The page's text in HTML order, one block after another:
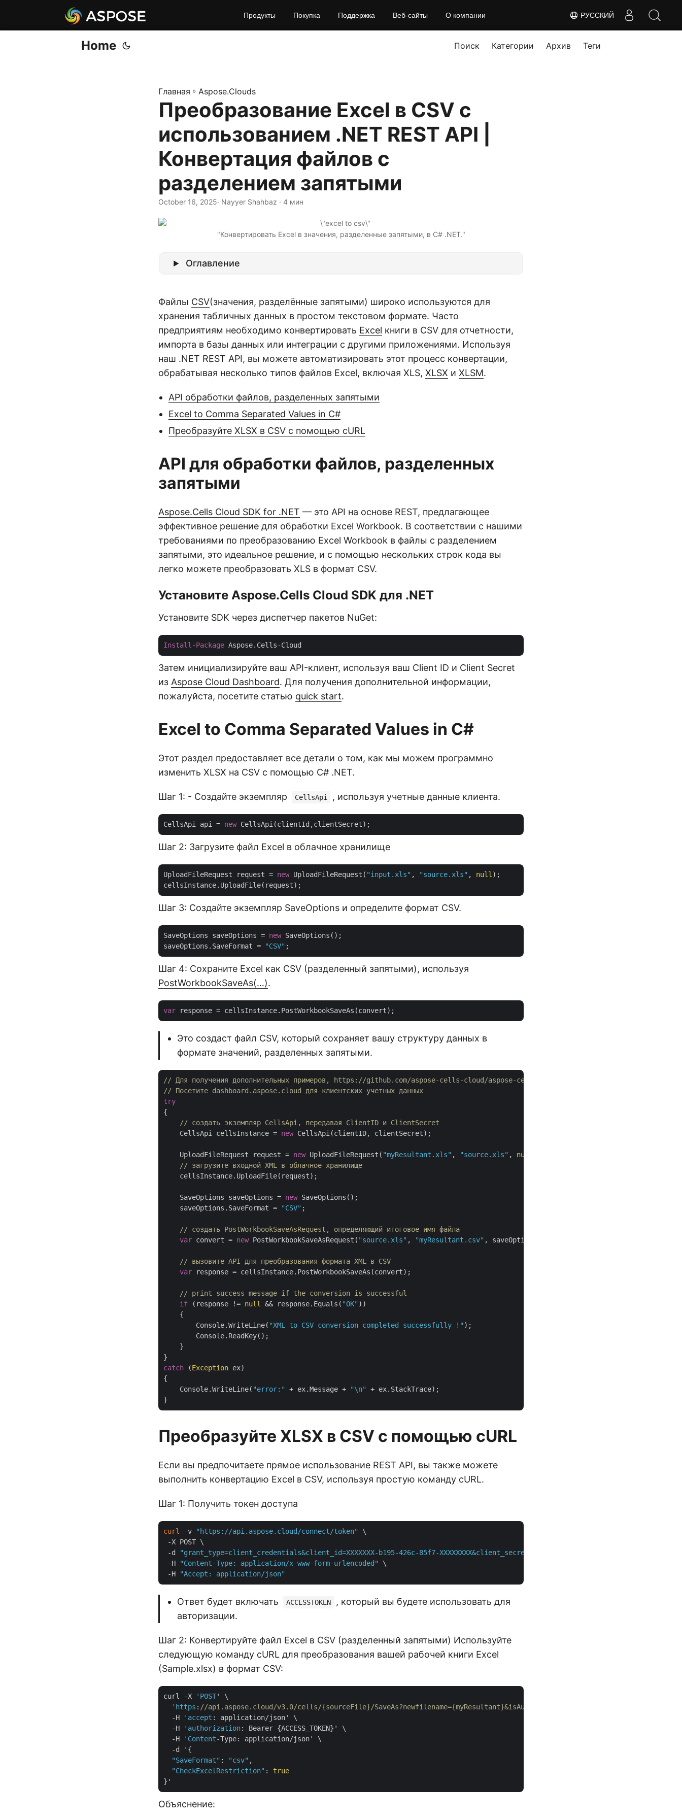
РУССКИЙ
Продукты Покупка Поддержка Веб-сайты О компании
Home Поиск Категории Архив Теги
Главная » Aspose.Clouds
Преобразование Excel в CSV с
использованием .NET REST API |
Конвертация файлов с
разделением запятыми
October 16, 2025· Nayyer Shahbaz · 4 мин
"Конвертировать Excel в значения, разделенные запятыми, в C# .NET."
Оглавление
Файлы CSV(значения, разделённые запятыми) широко используются для
хранения табличных данных в простом текстовом формате. Часто
предприятиям необходимо конвертировать Excel книги в CSV для отчетности,
импорта в базы данных или интеграции с другими приложениями. Используя
наш .NET REST API, вы можете автоматизировать этот процесс конвертации,
обрабатывая несколько типов файлов Excel, включая XLS, XLSX и XLSM.
API обработки файлов, разделенных запятыми
Excel to Comma Separated Values in C#
Преобразуйте XLSX в CSV с помощью cURL
API для обработки файлов, разделенных
запятыми
Aspose.Cells Cloud SDK for .NET — это API на основе REST, предлагающее
эффективное решение для обработки Excel Workbook. В соответствии с нашими
требованиями по преобразованию Excel Workbook в файлы с разделением
запятыми, это идеальное решение, и с помощью нескольких строк кода вы
легко можете преобразовать XLS в формат CSV.
Установите Aspose.Cells Cloud SDK для .NET
Установите SDK через диспетчер пакетов NuGet:
Install-Package
Затем инициализируйте ваш API-клиент, используя ваш Client ID и Client Secret
из Aspose Cloud Dashboard. Для получения дополнительной информации,
пожалуйста, посетите статью quick start.
Excel to Comma Separated Values in C#
Этот раздел предоставляет все детали о том, как мы можем программно
изменить XLSX на CSV с помощью C# .NET.
Шаг 1: - Создайте экземпляр CellsApi , используя учетные данные клиента.
CellsApi api = new
Шаг 2: Загрузите файл Excel в облачное хранилище
UploadFileRequest request = new UploadFileRequest( "input.xls" , "source.xls" , null);
Шаг 3: Создайте экземпляр SaveOptions и определите формат CSV.
SaveOptions saveOptions = new SaveOptions();
saveOptions.SaveFormat =
"CSV"
Шаг 4: Сохраните Excel как CSV (разделенный запятыми), используя
PostWorkbookSaveAs(…).
var
Это создаст файл CSV, который сохраняет вашу структуру данных в
формате значений, разделенных запятыми.
// Для получения дополнительных примеров, https://github.com/aspose-cells-cloud/aspose-cells-cloud-dotnet
// Посетите dashboard.aspose.cloud для клиентских учетных данных
try
{
// создать экземпляр CellsApi, передавая ClientID и ClientSecret
    CellsApi cellsInstance =
new CellsApi(clientID, clientSecret);
    UploadFileRequest request =
new UploadFileRequest( "myResultant.xls" , "source.xls" , null
// загрузите входной XML в облачное хранилище
    cellsInstance.UploadFile(request);
    SaveOptions saveOptions =
new SaveOptions();
    saveOptions.SaveFormat =
"CSV" ;
// создать PostWorkbookSaveAsRequest, определяющий итоговое имя файла
var convert = new PostWorkbookSaveAsRequest( "source.xls" , "myResultant.csv" , saveOptions);
// вызовите API для преобразования формата XML в CSV
var response = cellsInstance.PostWorkbookSaveAs(convert);
// print success message if the conversion is successful
if (response != null && response.Equals( "OK" ))
    {
        Console.WriteLine(
"XML to CSV conversion completed successfully !" );
        Console.ReadKey();
    }
catch (Exception ex)
{
    Console.WriteLine(
"error:" + ex.Message + "\n"
+ ex.StackTrace);
Преобразуйте XLSX в CSV с помощью cURL
Если вы предпочитаете прямое использование REST API, вы также можете
выполнить конвертацию Excel в CSV, используя простую команду cURL.
Шаг 1: Получить токен доступа
curl -v "https://api.aspose.cloud/connect/token"
\
-X POST \
-d
"grant_type=client_credentials&client_id=XXXXXXX-b195-426c-85f7-XXXXXXXX&client_secret=XXXXXXXXXXXXXXXXXXXXXXXXX"
-H
"Content-Type: application/x-www-form-urlencoded"
\
-H
"Accept: application/json"
Ответ будет включать ACCESSTOKEN
, который вы будете использовать для
авторизации.
Шаг 2: Конвертируйте файл Excel в CSV (разделенный запятыми) Используйте
следующую команду cURL для преобразования вашей рабочей книги Excel
(Sample.xlsx) в формат CSV:
curl -X 'POST' \
'https : //api.aspose.cloud/v3.0/cells/{sourceFile}/
  -H
'accept : application/json' \
  -H
'authorization: Bearer {ACCESS_TOKEN}' \
  -H
'Content-Type: application/json' \
  -d '{
"SaveFormat" : "csv" ,
"CheckExcelRestriction" : true
Объяснение: